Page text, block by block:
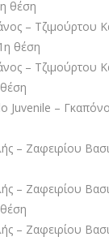
θέση
– Τζιμούρτου
θέση
– Τζιμούρτου
Juvenile –
– Ζαφειρίου
– Ζαφειρίου
– Ζαφειρίου